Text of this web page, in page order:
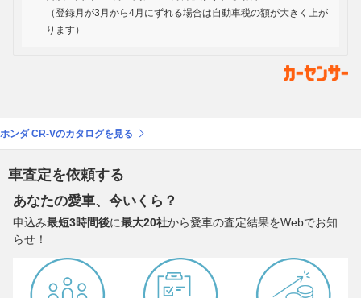
（登録月が3月から4月にずれる場合は自動車税の額が大きく上が
ります）
ホンダ CR-Vのカタログを見る
車査定を依頼する
あなたの愛車、今いくら？
申込み最短3時間後に最大20社から愛車の査定結果をWebでお知
らせ！